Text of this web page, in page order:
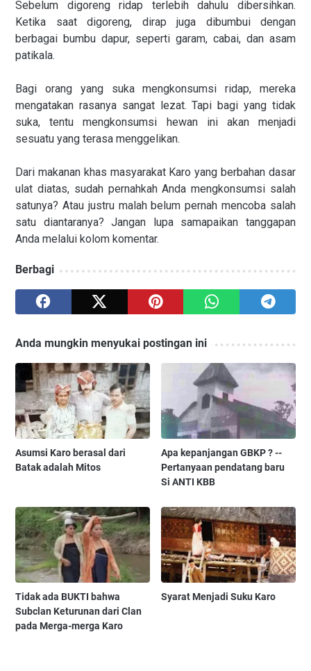
Sebelum digoreng ridap terlebih dahulu dibersihkan.
Ketika saat digoreng, dirap juga dibumbui dengan
berbagai bumbu dapur, seperti garam, cabai, dan asam
patikala.
Bagi orang yang suka mengkonsumsi ridap, mereka
mengatakan rasanya sangat lezat. Tapi bagi yang tidak
suka, tentu mengkonsumsi hewan ini akan menjadi
sesuatu yang terasa menggelikan.
Dari makanan khas masyarakat Karo yang berbahan dasar
ulat diatas, sudah pernahkah Anda mengkonsumsi salah
satunya? Atau justru malah belum pernah mencoba salah
satu diantaranya? Jangan lupa samapaikan tanggapan
Anda melalui kolom komentar.
Berbagi
Anda mungkin menyukai postingan ini
Asumsi Karo berasal dari
Batak adalah Mitos
Apa kepanjangan GBKP ? --
Pertanyaan pendatang baru
Si ANTI KBB
Tidak ada BUKTI bahwa
Subclan Keturunan dari Clan
pada Merga-merga Karo
Syarat Menjadi Suku Karo